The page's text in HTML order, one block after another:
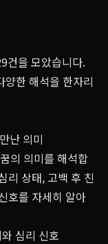
건을 모았습니다.
한 해석을 한자리
난 의미
의 의미를 해석합
리 상태, 고백 후 친
호를 자세히 알아
심리 신호